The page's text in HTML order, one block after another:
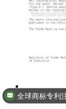
书
全球商标专利
热门EPR-包装